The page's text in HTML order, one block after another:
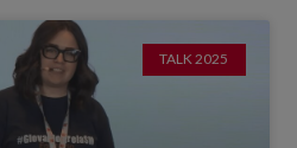
TALK 2025